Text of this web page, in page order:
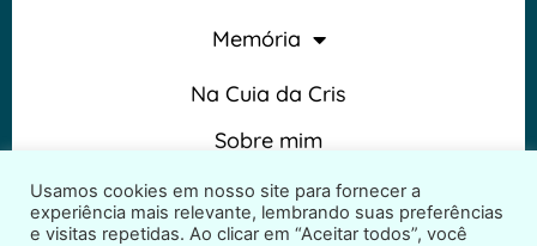
Memória
Na Cuia da Cris
Sobre mim
Termos e Condições
Usamos cookies em nosso site para fornecer a
experiência mais relevante, lembrando suas preferências
e visitas repetidas. Ao clicar em “Aceitar todos”, você